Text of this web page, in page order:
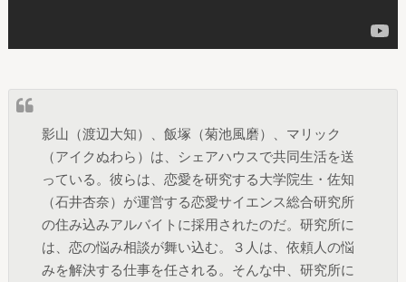
影山（渡辺大知）、飯塚（菊池風磨）、マリック
（アイクぬわら）は、シェアハウスで共同生活を送
っている。彼らは、恋愛を研究する大学院生・佐知
（石井杏奈）が運営する恋愛サイエンス総合研究所
の住み込みアルバイトに採用されたのだ。研究所に
は、恋の悩み相談が舞い込む。３人は、依頼人の悩
みを解決する仕事を任される。そんな中、研究所に